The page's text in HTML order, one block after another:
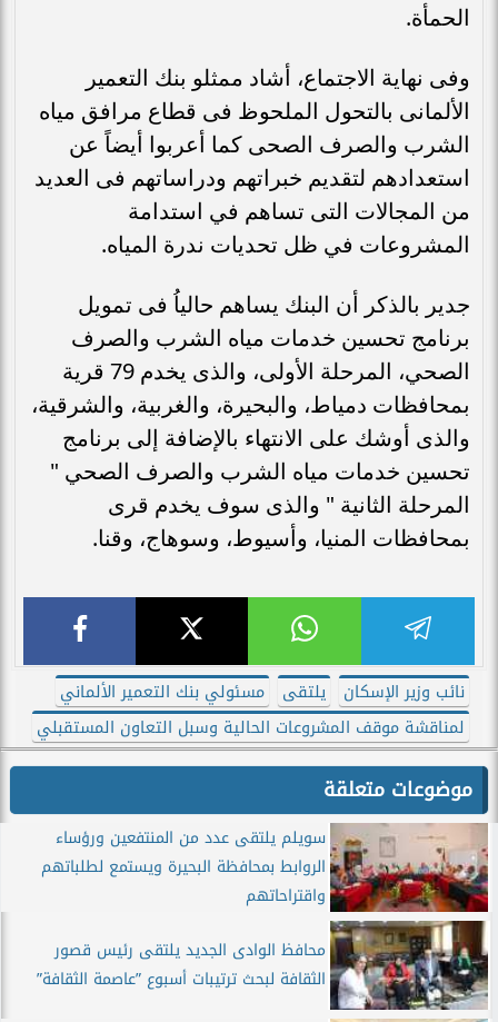
الحمأة.
وفى نهاية الاجتماع، أشاد ممثلو بنك التعمير
الألمانى بالتحول الملحوظ فى قطاع مرافق مياه
الشرب والصرف الصحى كما أعربوا أيضاً عن
استعدادهم لتقديم خبراتهم ودراساتهم فى العديد
من المجالات التى تساهم في استدامة
المشروعات في ظل تحديات ندرة المياه.
جدير بالذكر أن البنك يساهم حالياُ فى تمويل
برنامج تحسين خدمات مياه الشرب والصرف
الصحي، المرحلة الأولى، والذى يخدم 79 قرية
بمحافظات دمياط، والبحيرة، والغربية، والشرقية،
والذى أوشك على الانتهاء بالإضافة إلى برنامج
تحسين خدمات مياه الشرب والصرف الصحي "
المرحلة الثانية " والذى سوف يخدم قرى
بمحافظات المنيا، وأسيوط، وسوهاج، وقنا.
نائب وزير الإسكان يلتقى
مسئولي بنك التعمير الألماني
لمناقشة موقف المشروعات الحالية وسبل التعاون المستقبلي
موضوعات متعلقة
سويلم يلتقى عدد من المنتفعين ورؤساء
الروابط بمحافظة البحيرة ويستمع لطلباتهم
واقتراحاتهم
محافظ الوادى الجديد يلتقى رئيس قصور
الثقافة لبحث ترتيبات أسبوع ”عاصمة الثقافة”